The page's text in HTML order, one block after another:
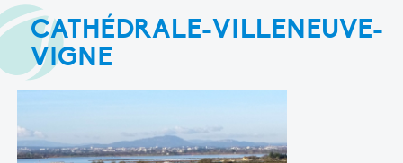
CATHÉDRALE-VILLENEUVE-
VIGNE